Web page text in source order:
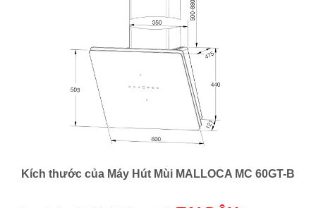
Kích thước của Máy Hút Mùi MALLOCA MC 60GT-B